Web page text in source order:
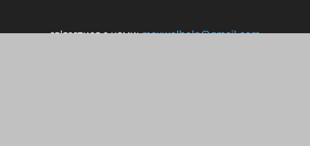
зв'язатися з нами:maxwelhelp@gmail.com